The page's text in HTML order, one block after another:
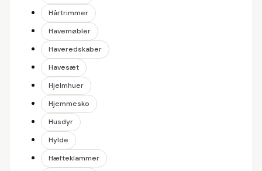
Hårtrimmer
Havemøbler
Haveredskaber
Havesæt
Hjelmhuer
Hjemmesko
Husdyr
Hylde
Hæfteklammer